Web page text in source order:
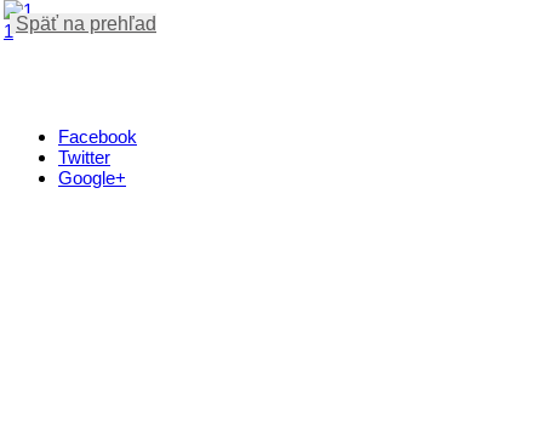
1 Späť na prehľad
Facebook
Twitter
Google+